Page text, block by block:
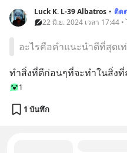
Luck K. L-39 Albatros • ติด
22 มิ.ย. 2024 เวลา 17:44
อะไรคือคำแนะนำดีที่สุดเ
ทำสิ่งที่ดีก่อนๆที่จะทำในสิ่ง
1
1 บันทึก